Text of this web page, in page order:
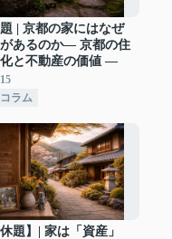
| 京都の家にはなぜ
があるのか― 京都の住
と不動産の価値 ―
ラム
休題】| 家は「資産」